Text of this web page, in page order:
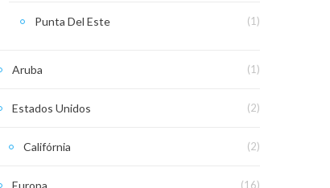
Punta Del Este (1)
Aruba (1)
Estados Unidos (2)
Califórnia (2)
Europa (16)